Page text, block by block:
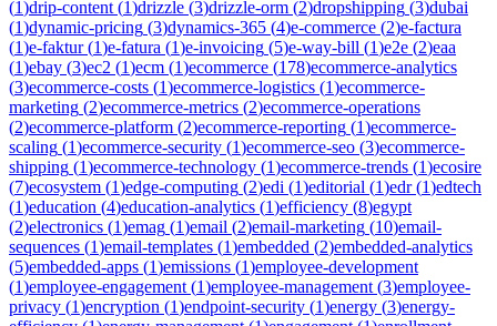
(1)drip-content (1)drizzle (3)drizzle-orm (2)dropshipping (3)dubai
(1)dynamic-pricing (3)dynamics-365 (4)e-commerce (2)e-factura
(1)e-faktur(1)e-fatura (1)e-invoicing (5)e-way-bill (1)e2e (2)eaa
(1)ebay (3)ec2 (1)ecm (1)ecommerce (178)ecommerce-analytics
(3)ecommerce-costs (1)ecommerce-logistics (1)ecommerce-
marketing (2)ecommerce-metrics (2)ecommerce-operations
(2)ecommerce-platform (2)ecommerce-reporting (1)ecommerce-
scaling (1)ecommerce-security (1)ecommerce-seo (3)ecommerce-
shipping (1)ecommerce-technology (1)ecommerce-trends (1)ecosire
(7)ecosystem (1)edge-computing (2)edi (1)editorial (1)edr(1)edtech
(1)education (4)education-analytics (1)efficiency (8)egypt
(2)electronics (1)emag (1)email (2)email-marketing (10)email-
sequences (1)email-templates (1)embedded (2)embedded-analytics
(5)embedded-apps (1)emissions (1)employee-development
(1)employee-engagement (1)employee-management (3)employee-
privacy (1)encryption (1)endpoint-security (1)energy (3)energy-